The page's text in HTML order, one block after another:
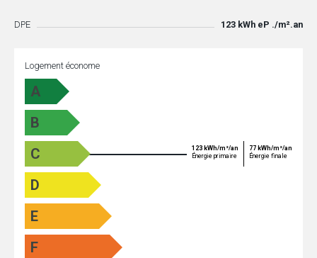
DPE 123 kWh eP ./m².an
Logement économe
A
B
C
123 kWh/m²/an
Énergie primaire
77 kWh/m²/an
Énergie finale
D
E
F